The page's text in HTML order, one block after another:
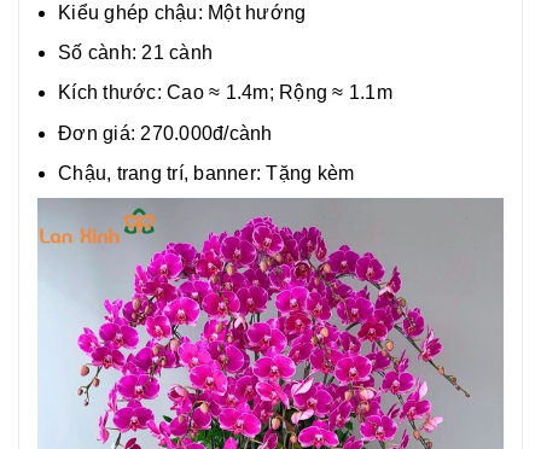
Kiểu ghép chậu: Một hướng
Số cành: 21 cành
Kích thước: Cao ≈ 1.4m; Rộng ≈ 1.1m
Đơn giá: 270.000đ/cành
Chậu, trang trí, banner: Tặng kèm